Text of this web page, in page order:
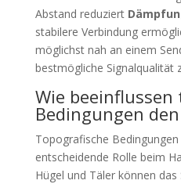
Abstand reduziert
stabilere Verbindung
möglichst nah an einem
bestmögliche Signalqualität
Wie
Bedingungen
Topografische Bedingungen
entscheidende Rolle beim
Hügel und Täler können